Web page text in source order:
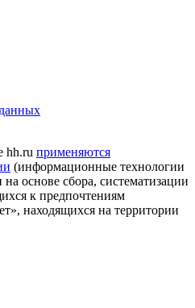
hh.ru применяются
(информационные технологии
основе сбора, систематизации
к предпочтениям
находящихся на территории